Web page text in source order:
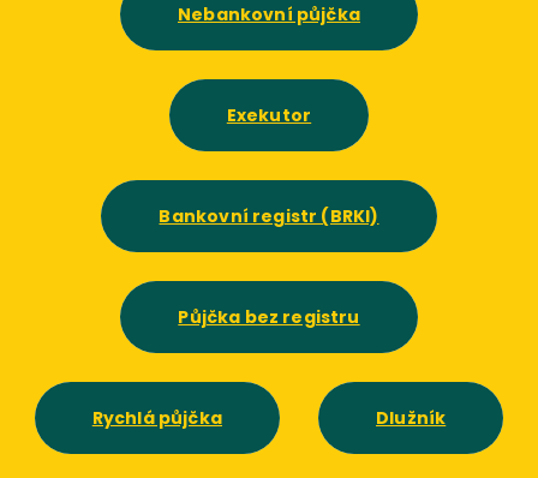
Nebankovní půjčka
Exekutor
Bankovní registr (BRKI)
Půjčka bez registru
Rychlá půjčka Dlužník